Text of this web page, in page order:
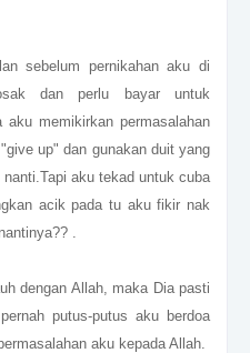
sebelum pernikahan aku di
dan perlu bayar untuk
aku memikirkan permasalahan
up" dan gunakan duit yang
aku tekad untuk cuba
acik pada tu aku fikir nak
.
dengan Allah, maka Dia pasti
putus-putus aku berdoa
aku kepada Allah.